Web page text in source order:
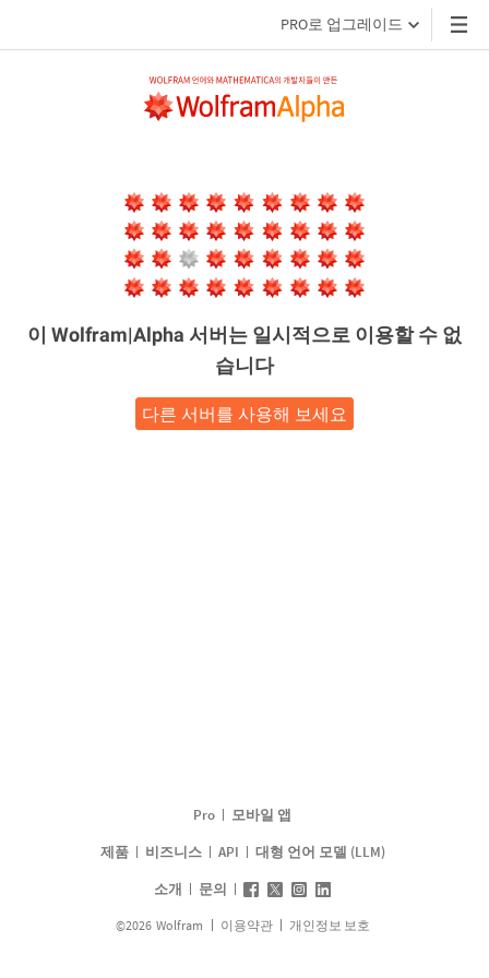
PRO로 업그레이드
이 Wolfram|Alpha 서버는 일시적으로 이용할 수 없
습니다
다른 서버를 사용해 보세요
Pro
모바일 앱
제품
비즈니스 API
대형 언어 모델 (LLM)
소개
문의
©2026 Wolfram 이용약관 개인정보 보호